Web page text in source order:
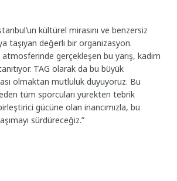
kültürel mirasını ve benzersiz
taşıyan değerli bir organizasyon.
atmosferinde gerçekleşen bu yarış, kadim
TAG olarak da bu büyük
olmaktan mutluluk duyuyoruz. Bu
tüm sporcuları yürekten tebrik
gücüne olan inancımızla, bu
sürdüreceğiz.”